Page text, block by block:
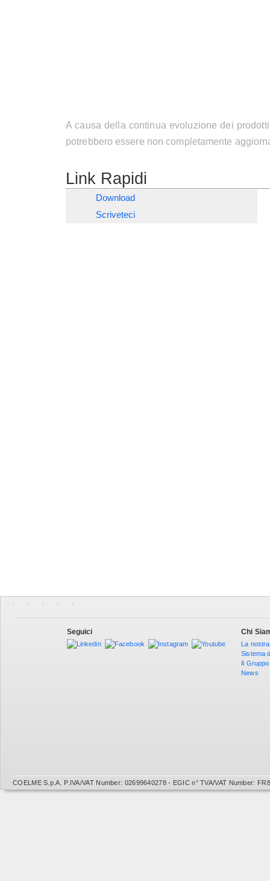
A causa della continua evoluzione dei
potrebbero essere non completamente
Link Rapidi
Download
Scriveteci
Seguici Chi
La
Sistema
Il Gruppo
News
COELME S.p.A. P.IVA/VAT Number: 02699640278 - EGIC n° TVA/VAT Number: